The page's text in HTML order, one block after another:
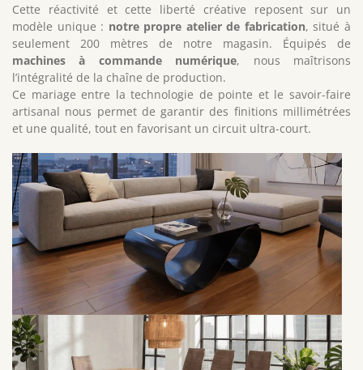
Cette réactivité et cette liberté créative reposent sur un
modèle unique : notre propre atelier de fabrication, situé à
seulement 200 mètres de notre magasin. Équipés de
machines à commande numérique, nous maîtrisons
l’intégralité de la chaîne de production.
Ce mariage entre la technologie de pointe et le savoir-faire
artisanal nous permet de garantir des finitions millimétrées
et une qualité, tout en favorisant un circuit ultra-court.